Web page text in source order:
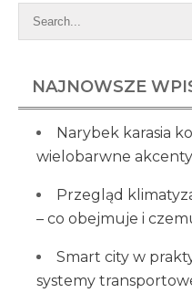
NAJNOWSZE
Narybek karasia
wielobarwne
Przegląd
– co obejmuje i
Smart city w
systemy